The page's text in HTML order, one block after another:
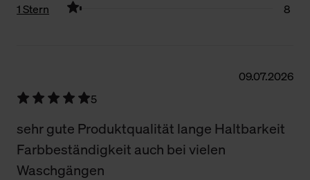
1 Stern
8
09.07.2026
5
sehr gute Produktqualität lange Haltbarkeit
Farbbeständigkeit auch bei vielen
Waschgängen